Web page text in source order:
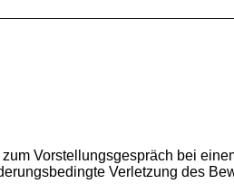
Vorstellungsgespräch bei
Verletzung des